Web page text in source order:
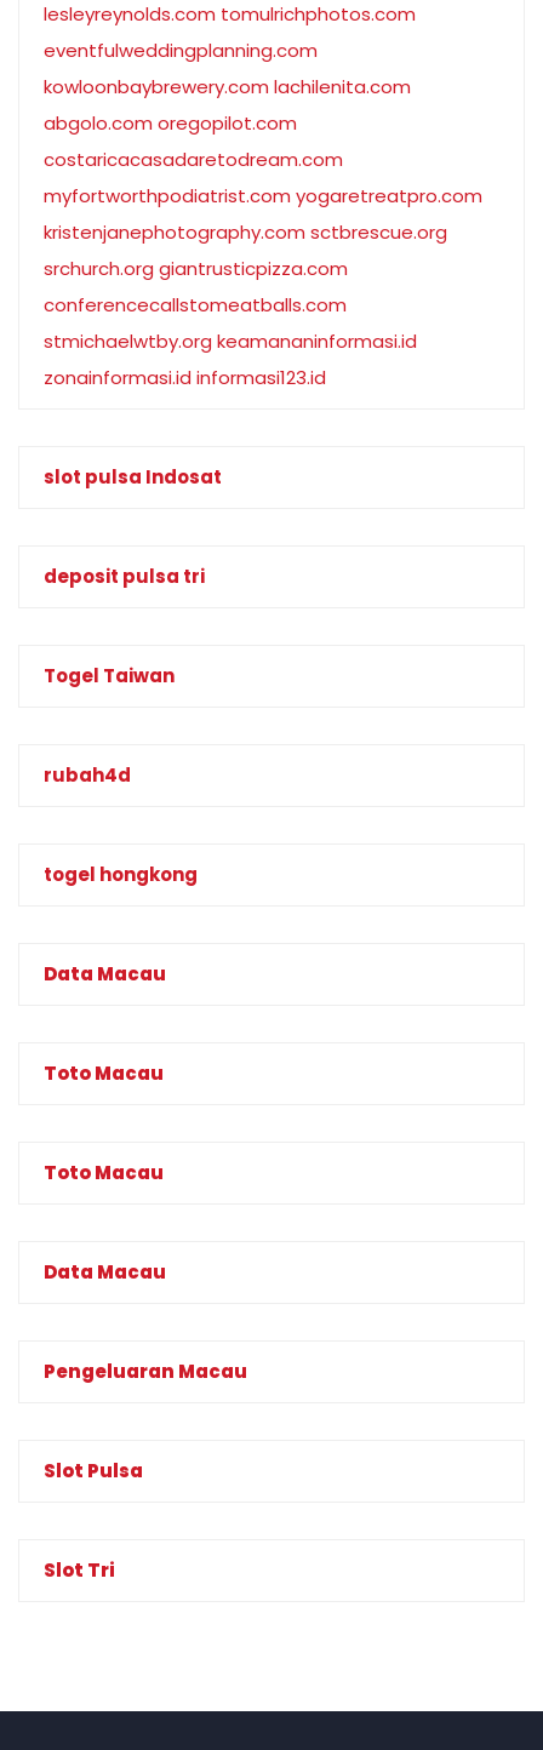
lesleyreynolds.com tomulrichphotos.com
eventfulweddingplanning.com
kowloonbaybrewery.com lachilenita.com
abgolo.com oregopilot.com
costaricacasadaretodream.com
myfortworthpodiatrist.com yogaretreatpro.com
kristenjanephotography.com sctbrescue.org
srchurch.org giantrusticpizza.com
conferencecallstomeatballs.com
stmichaelwtby.org keamananinformasi.id
zonainformasi.id informasi123.id
slot pulsa Indosat
deposit pulsa tri
Togel Taiwan
rubah4d
togel hongkong
Data Macau
Toto Macau
Toto Macau
Data Macau
Pengeluaran Macau
Slot Pulsa
Slot Tri